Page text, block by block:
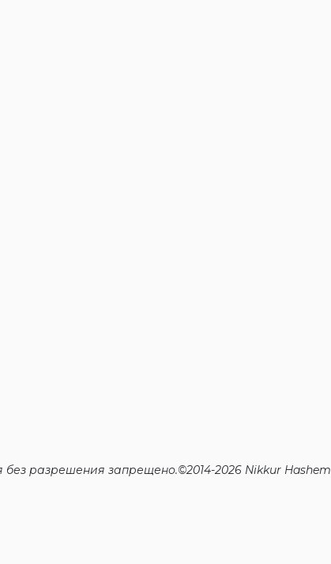
разрешения запрещено.©2014-2026 Nikkur Hashem